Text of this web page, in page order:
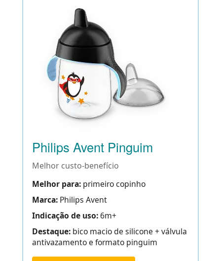
Philips Avent Pinguim
Melhor custo-benefício
Melhor para: primeiro copinho
Marca: Philips Avent
Indicação de uso:6m+
Destaque: bico macio de silicone + válvula
antivazamento e formato pinguim